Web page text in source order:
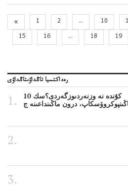
« 1 2 ... 10
15
16 ... 18 19
رەداكتسيا تاڭداۋىتاڭداۋى
10 كۇندە نە وزنەردىوزگەردى؟سك